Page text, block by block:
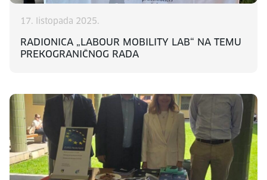
17. listopada 2025.
RADIONICA „LABOUR MOBILITY LAB“ NA TEMU
PREKOGRANIČNOG RADA